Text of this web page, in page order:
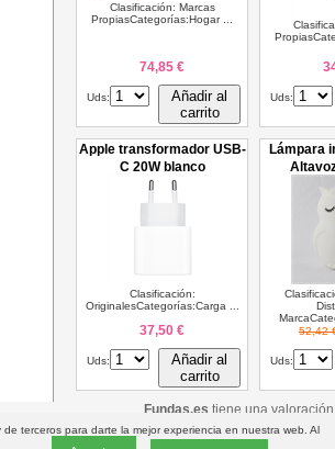
Clasificación: Marcas
PropiasCategorías:Hogar ...
74,85 €
Uds:
Añadir al
carrito
Uds:
Apple transformador USB-
C 20W blanco
Clasificación:
OriginalesCategorías:Carga ...
37,50 €
Uds:
Añadir al
carrito
Lámpara
52,42
Uds:
Fundas.es tiene una
de terceros para darte la mejor experiencia en nuestra web. Al